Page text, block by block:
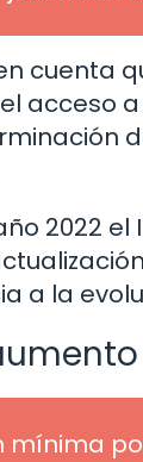
cuenta
acceso
2022 el
a la
mínima